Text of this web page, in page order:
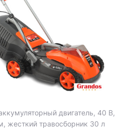
двигатель, 40 В,
жесткий травосборник 30 л